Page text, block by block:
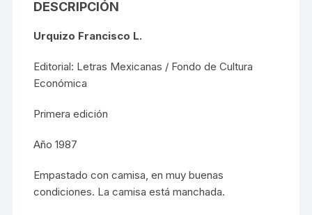
DESCRIPCIÓN
Urquizo Francisco L.
Editorial: Letras Mexicanas / Fondo de Cultura
Económica
Primera edición
Año 1987
Empastado con camisa, en muy buenas
condiciones. La camisa está manchada.